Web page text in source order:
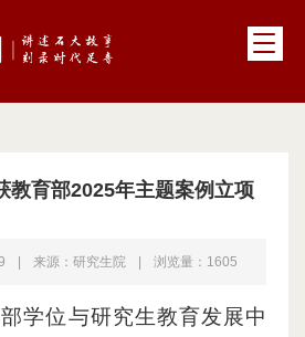
教育部2025年主题案例立项
来源：研究生院 浏览量： 1605
学位与研究生教育发展中